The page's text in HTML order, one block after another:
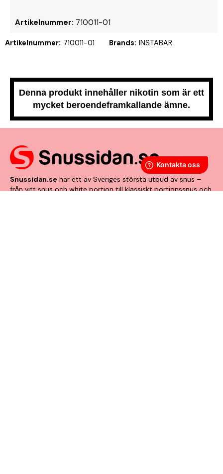
Artikelnummer: 710011-01
Artikelnummer: 710011-01 Brands: INSTABAR
Denna produkt innehåller nikotin som är ett
mycket beroendeframkallande ämne.
Snussidan.se har ett av Sveriges största utbud av snus –
från vitt snus och white portion till klassiskt portionssnus och